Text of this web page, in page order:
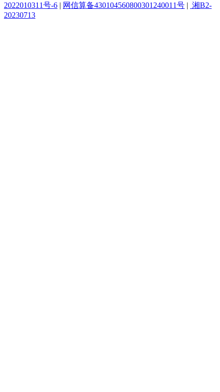
2022010311号-6 | 网信算备430104560800301240011号 | 湘B2-
20230713